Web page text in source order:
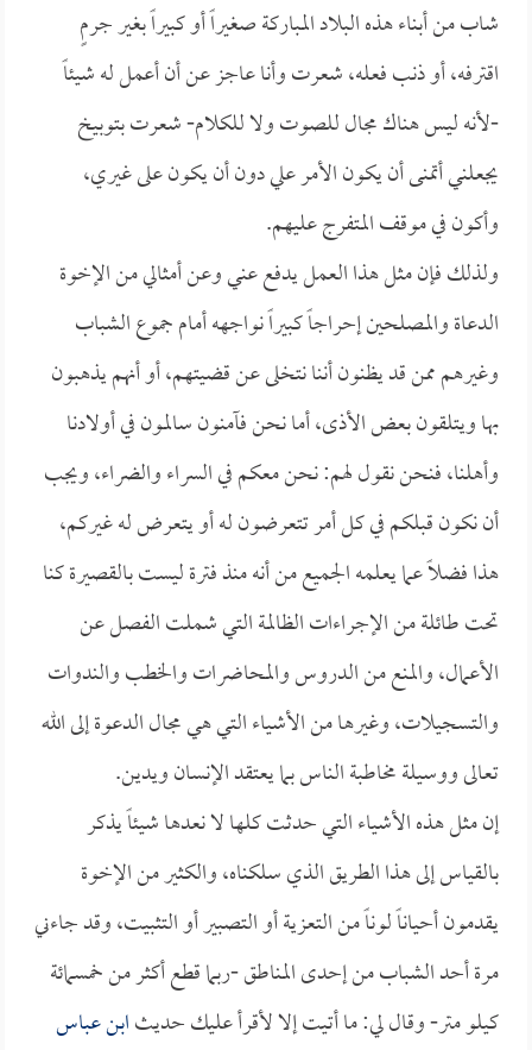
شاب من أبناء هذه البلاد المباركة صغيراً أو كبيراً بغير جرمٍ
اقترفه، أو ذنب فعله، شعرت وأنا عاجز عن أن أعمل له شيئاً
-لأنه ليس هناك مجال للصوت ولا للكلام- شعرت بتوبيخ
يجعلني أتمنى أن يكون الأمر علي دون أن يكون على غيري،
وأكون في موقف المتفرج عليهم.
ولذلك فإن مثل هذا العمل يدفع عني وعن أمثالي من الإخوة
الدعاة والمصلحين إحراجاً كبيراً نواجهه أمام جموع الشباب
وغيرهم ممن قد يظنون أننا نتخلى عن قضيتهم، أو أنهم يذهبون
بها ويتلقون بعض الأذى، أما نحن فآمنون سالمون في أولادنا
وأهلنا، فنحن نقول لهم: نحن معكم في السراء والضراء، ويجب
أن نكون قبلكم في كل أمر تتعرضون له أو يتعرض له غيركم،
هذا فضلاً عما يعلمه الجميع من أنه منذ فترة ليست بالقصيرة كنا
تحت طائلة من الإجراءات الظالمة التي شملت الفصل عن
الأعمال، والمنع من الدروس والمحاضرات والخطب والندوات
والتسجيلات، وغيرها من الأشياء التي هي مجال الدعوة إلى الله
تعالى ووسيلة مخاطبة الناس بما يعتقد الإنسان ويدين.
إن مثل هذه الأشياء التي حدثت كلها لا نعدها شيئاً يذكر
بالقياس إلى هذا الطريق الذي سلكناه، والكثير من الإخوة
يقدمون أحياناً لوناً من التعزية أو التصبير أو التثبيت، وقد جاءني
مرة أحد الشباب من إحدى المناطق -ربما قطع أكثر من خمسمائة
كيلو متر- وقال لي: ما أتيت إلا لأقرأ عليك حديثابن عباس